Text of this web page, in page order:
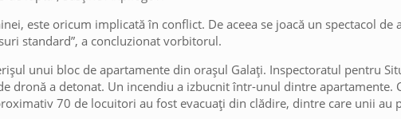
este oricum implicată în conflict. De aceea se joacă un spectacol de
standard”, a concluzionat vorbitorul.
unui bloc de apartamente din orașul Galați. Inspectoratul pentru
dronă a detonat. Un incendiu a izbucnit într-unul dintre apartamente.
70 de locuitori au fost evacuați din clădire, dintre care unii au